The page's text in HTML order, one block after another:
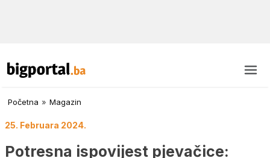
Početna » Magazin
25. Februara 2024.
Potresna ispovijest pjevačice: